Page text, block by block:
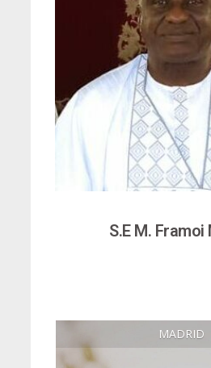
S.E M. Framoi
MADRID